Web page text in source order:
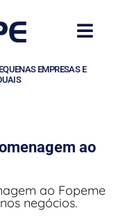
EMPRESAS E
ao
ao Fopeme
negócios.